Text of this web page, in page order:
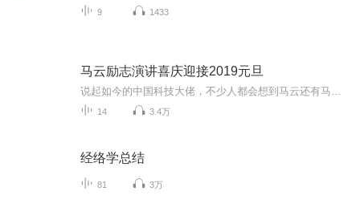
9 1433
马云励志演讲喜庆迎接2019元旦
14 3.4万
经络学总结
81 3万